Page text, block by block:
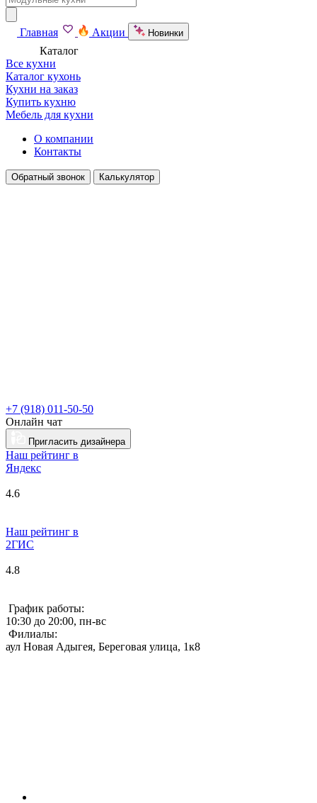
Главная Акции Новинки
Каталог
Все кухни
Каталог кухонь
Кухни на заказ
Купить кухню
Мебель для кухни
О компании
Контакты
Обратный звонок Калькулятор
+7 (918) 011-50-50
Онлайн чат
Пригласить дизайнера
Наш рейтинг в
Яндекс
4.6
Наш рейтинг в
2ГИС
4.8
График работы:
10:30 до 20:00, пн-вс
Филиалы:
аул Новая Адыгея, Береговая улица, 1к8